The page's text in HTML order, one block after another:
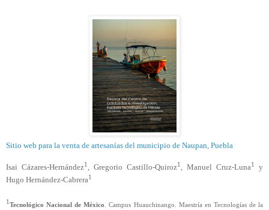
Sitio web para la venta de artesanías del municipio de Naupan, Puebla
Isai Cázares-Hernández1, Gregorio Castillo-Quiroz1, Manuel Cruz-Luna1
y
Hugo Hernández-Cabrera1
1 Tecnológico Nacional de México
. Campus Huauchinango. Maestría en Tecnologías de la